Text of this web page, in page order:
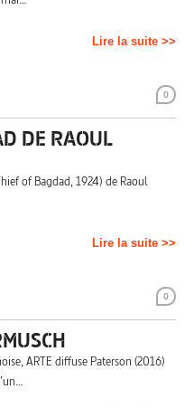
Lire la suite >>
0
DE RAOUL
of Bagdad, 1924) de Raoul
Lire la suite >>
0
ARTE diffuse Paterson (2016)